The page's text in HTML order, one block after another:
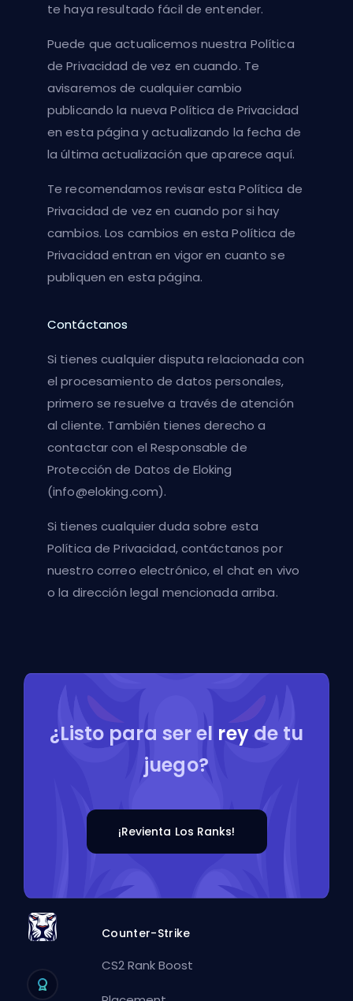
te haya resultado fácil de entender.
Puede que actualicemos nuestra Política
de Privacidad de vez en cuando. Te
avisaremos de cualquier cambio
publicando la nueva Política de Privacidad
en esta página y actualizando la fecha de
la última actualización que aparece aquí.
Te recomendamos revisar esta Política de
Privacidad de vez en cuando por si hay
cambios. Los cambios en esta Política de
Privacidad entran en vigor en cuanto se
publiquen en esta página.
Contáctanos
Si tienes cualquier disputa relacionada con
el procesamiento de datos personales,
primero se resuelve a través de atención
al cliente. También tienes derecho a
contactar con el Responsable de
Protección de Datos de Eloking
(info@eloking.com).
Si tienes cualquier duda sobre esta
Política de Privacidad, contáctanos por
nuestro correo electrónico, el chat en vivo
o la dirección legal mencionada arriba.
¿Listo para ser el reyde tu
juego?
¡Revienta Los Ranks!
Counter-Strike
CS2 Rank Boost